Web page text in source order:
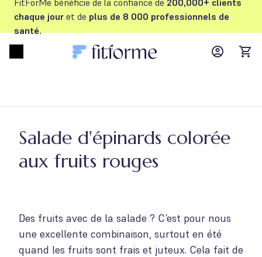
FitForMe bénéficie de la confiance de 200,000+ clients
chaque jour et de plus de 8 000 professionnels de
santé.
MyFFM
Salade d'épinards colorée
aux fruits rouges
Des fruits avec de la salade ? C’est pour nous
une excellente combinaison, surtout en été
quand les fruits sont frais et juteux. Cela fait de